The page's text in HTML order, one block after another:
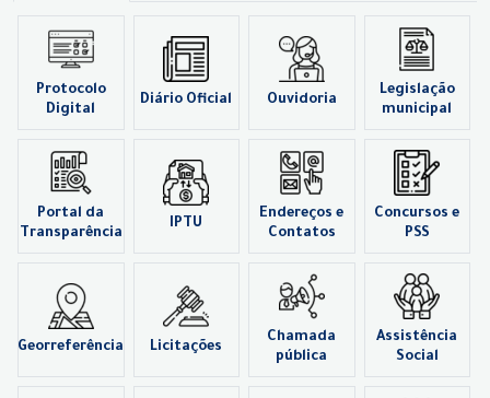
Protocolo
Digital
Diário Oficial Ouvidoria
Legislação
municipal
Portal da
Transparência
IPTU
Endereços e
Contatos
Concursos e
PSS
Georreferência Licitações
Chamada
pública
Assistência
Social